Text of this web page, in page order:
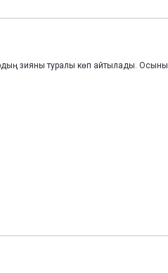
зияны туралы көп айтылады. Осыны